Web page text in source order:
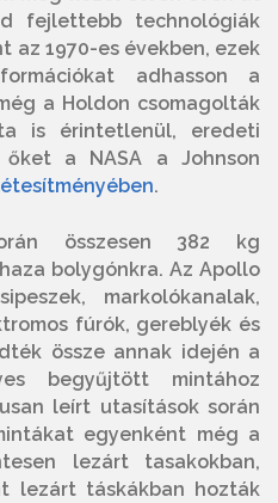
fejlettebb technológiák
az 1970-es években, ezek
adhasson a
a Holdon csomagolták
is érintetlenül, eredeti
a NASA a Johnson
.
összesen 382 kg
bolygónkra. Az Apollo
markolókanalak,
fúrók, gereblyék és
össze annak idején a
begyűjtött mintához
leírt utasítások során
egyenként még a
lezárt tasakokban,
lezárt táskákban hozták